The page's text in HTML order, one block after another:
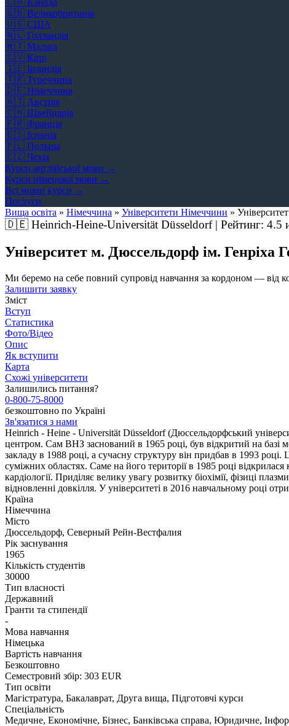
🇨🇦 Канада
🇬🇧 Великобританія
🇺🇸 США
🇳🇱 Голландія
🇲🇹 Мальта
🇨🇾 Кіпр
🇮🇪 Ірландія
🇹🇷 Туреччина
🇩🇪 Німеччина
🇦🇹 Австрія
🇨🇭 Швейцарія
🇫🇷 Франція
🇪🇸 Іспанія
🇵🇱 Польща
🇨🇿 Чехія
Курси англійської мови →
Курси німецької мови →
Всі мовні курси →
Послуги
Вища освіта » Німеччина » Університети Німеччини »
🇩🇪Heinrich-Heine-Universität Düsseldorf | Рейтинг: 4.5
Університет м. Дюссельдорф ім. Генріха
Ми беремо на себе повний супровід навчання за кордоном — від
Залишити заявку
Зміст
Вступ
Статистика
Фото/Відео
Опис
Як вступити
Карта
Схожі університети
Залишились питання?
0-800-75-8000
безкоштовно по Україні
Зв'язатися з нами
Heinrich - Heine - Universität Düsseldorf (Дюссельдорфський
центром. Сам ВНЗ заснований в 1965 році, був відкритий на базі
закладу в 1988 році, а сучасну структуру він придбав в 1993
суміжних областях. Саме на його території в 1985 році відкрилася
кардіології. Приділяє велику увагу розвитку біохімії, фізиці
відновленні довкілля. У університеті в 2016 навчальному році
Країна
Німеччина
Місто
Дюссельдорф, Северный Рейн-Вестфалия
Рік заснування
1965
Кількість студентів
30000
Тип власності
Державний
Гранти та стипендії
-
Мова навчання
Німецька
Вартість навчання
Безкоштовно
Семестровий збір: 303 EUR
Тип освіти
Магістратура, Бакалаврат, Друга вища, Підготовчі курси
Спеціальність
Медичне, Економічне, Бізнес, Банківська справа, Юридичне,